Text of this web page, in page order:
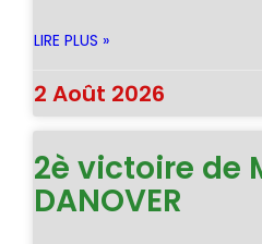
LIRE PLUS »
2 Août 2026
2è victoire de
DANOVER